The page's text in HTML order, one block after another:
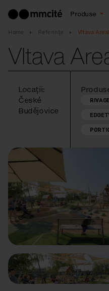
Produse
Home Referințe Vltava Areal
Vltava
Locații:
České
Budějovice
Anterior